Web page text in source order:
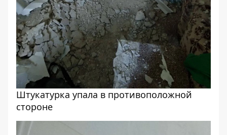
Штукатурка упала в противоположной
стороне